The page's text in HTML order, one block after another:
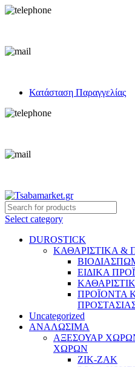
Κατάσταση Παραγγελίας
Select category
DUROSTICK
ΚΑΘΑΡΙΣΤΙΚΑ &
ΕΙΔΙΚΑ
ΠΡΟΪΟΝΤΑ
Uncategorized
ΑΝΑΛΩΣΙΜΑ
ΑΞΕΣΟΥΑΡ
ΧΩΡΩΝ
ΖΙΚ-ΖΑΚ